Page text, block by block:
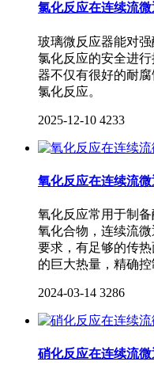
氯化反应在连续流
玻璃微反应器能对
氯化反应的安全进
器不仅有很好的耐
氯化反应。
2025-12-10 4233
氧化反应在连续流
氧化反应常用于制
氧化合物，连续流
要求，有足够的传
的巨大热量，精确
2024-03-14 3286
硝化反应在连续流